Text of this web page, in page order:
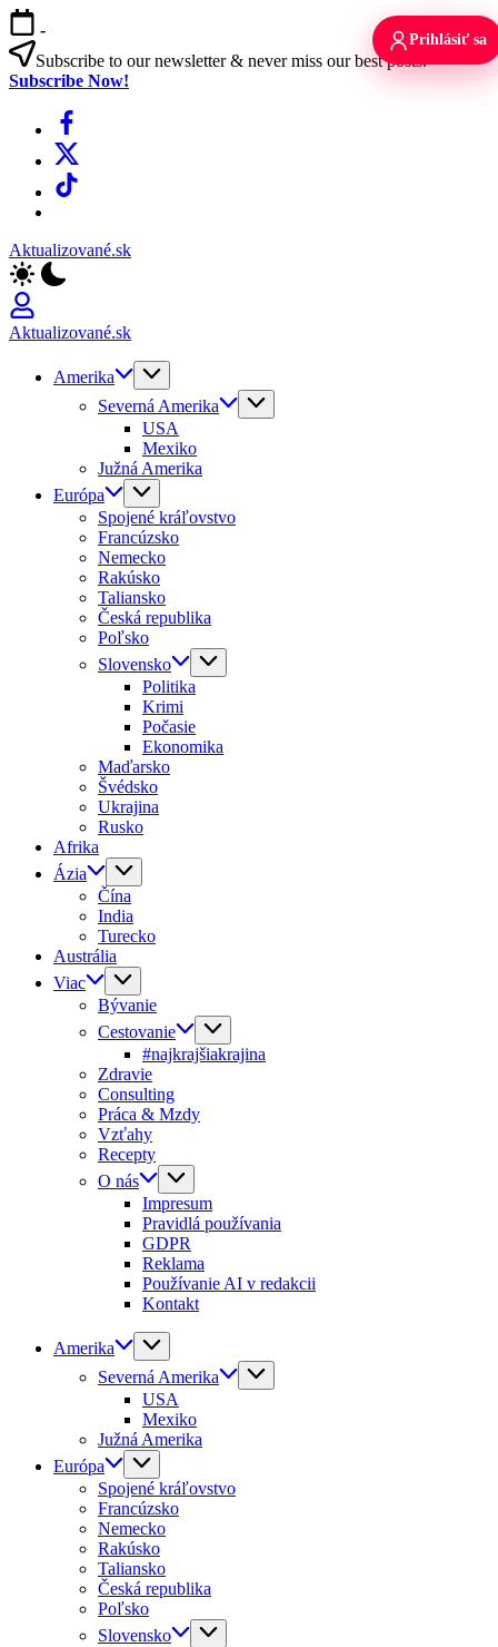
Skip
to
content
-
Subscribe to our newsletter & never miss our best posts.
Subscribe Now!
Facebook
X
TikTok
Aktualizované.sk
Aktualizované.sk
Amerika
Severná Amerika
USA
Mexiko
Južná Amerika
Európa
Spojené kráľovstvo
Francúzsko
Nemecko
Rakúsko
Taliansko
Česká republika
Poľsko
Slovensko
Politika
Krimi
Počasie
Ekonomika
Maďarsko
Švédsko
Ukrajina
Rusko
Afrika
Ázia
Čína
India
Turecko
Austrália
Viac
Bývanie
Cestovanie
#najkrajšiakrajina
Zdravie
Consulting
Práca & Mzdy
Vzťahy
Recepty
O nás
Impresum
Pravidlá používania
GDPR
Reklama
Používanie AI v redakcii
Kontakt
Amerika
Severná Amerika
USA
Mexiko
Južná Amerika
Európa
Spojené kráľovstvo
Francúzsko
Nemecko
Rakúsko
Taliansko
Česká republika
Poľsko
Slovensko
Prihlásiť sa